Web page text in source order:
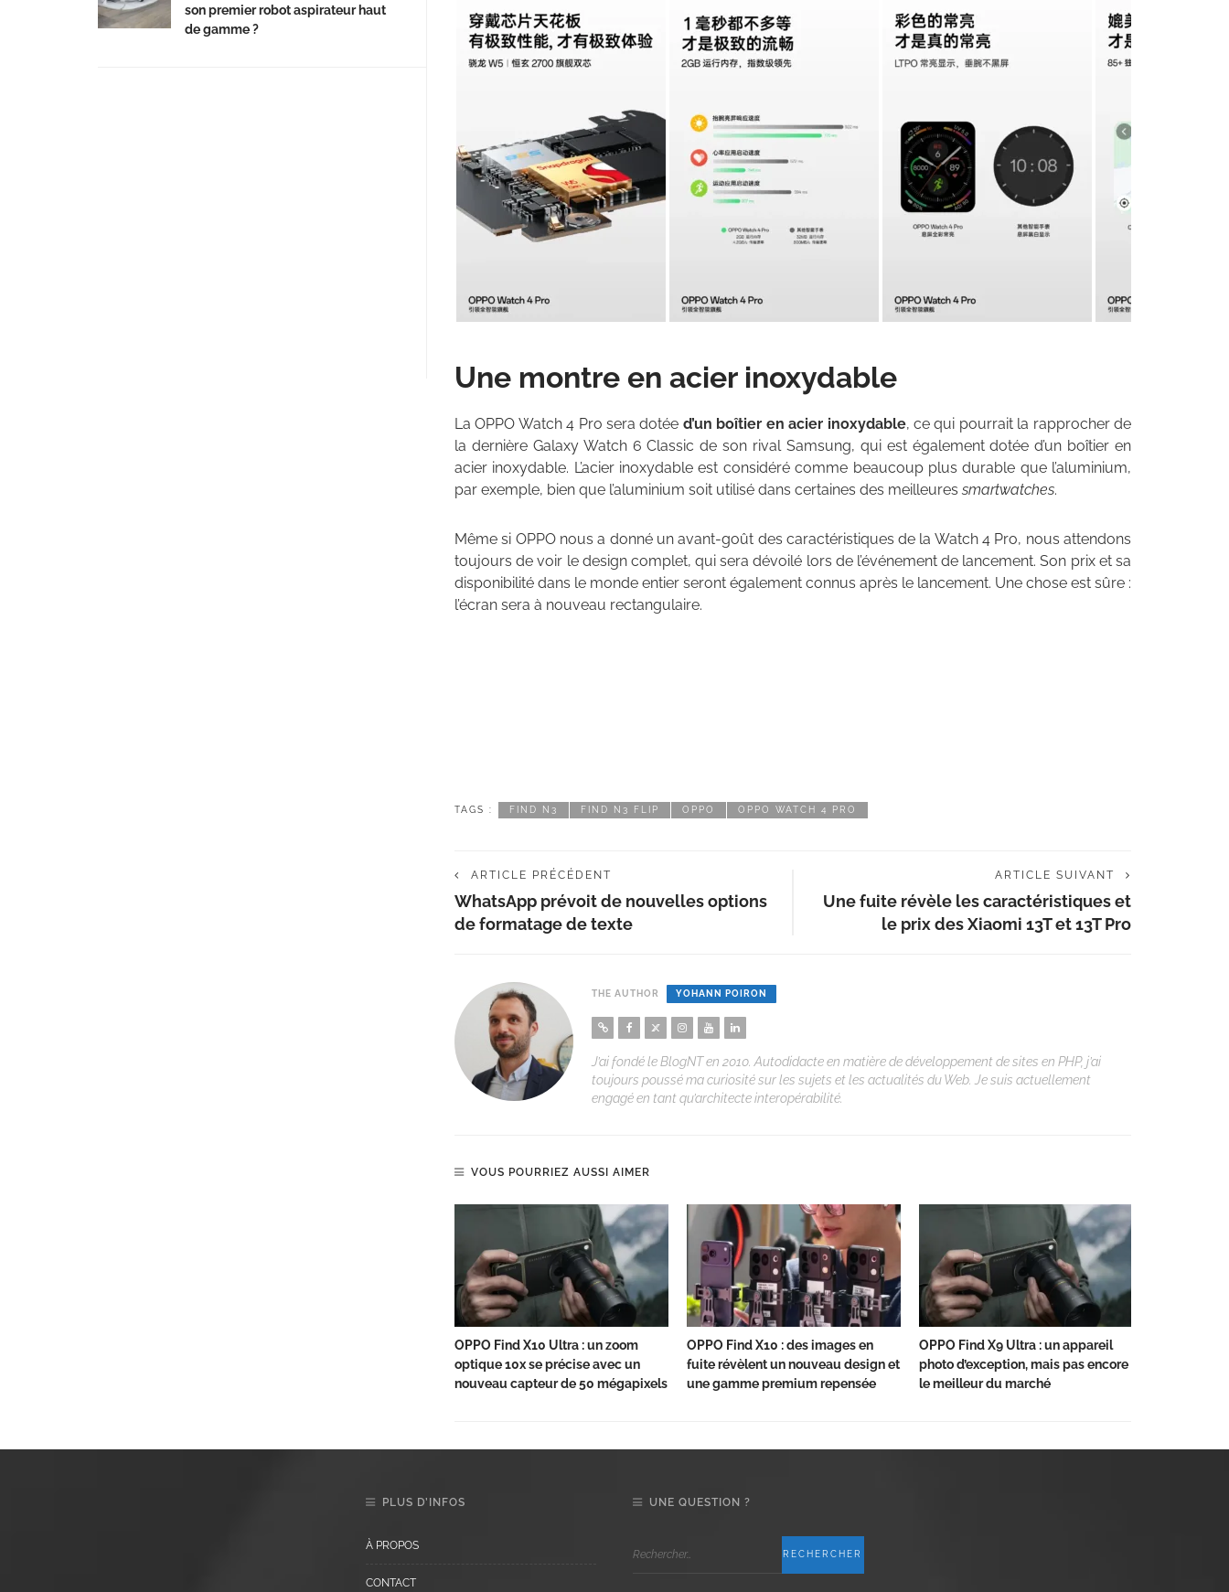
Une montre en acier inoxydable
La OPPO Watch 4 Pro sera dotée d’un boîtier en acier inoxydable, ce qui pourrait la rapprocher de
la dernière Galaxy Watch 6 Classic de son rival Samsung, qui est également dotée d’un boîtier en
acier inoxydable. L’acier inoxydable est considéré comme beaucoup plus durable que l’aluminium,
par exemple, bien que l’aluminium soit utilisé dans certaines des meilleures smartwatches.
Même si OPPO nous a donné un avant-goût des caractéristiques de la Watch 4 Pro, nous attendons
toujours de voir le design complet, qui sera dévoilé lors de l’événement de lancement. Son prix et sa
disponibilité dans le monde entier seront également connus après le lancement. Une chose est sûre :
l’écran sera à nouveau rectangulaire.
TAGS : FIND N3 FIND N3 FLIP OPPO OPPO WATCH 4 PRO
ARTICLE PRÉCÉDENT
WhatsApp prévoit de nouvelles options
de formatage de texte
ARTICLE SUIVANT
Une fuite révèle les caractéristiques et
le prix des Xiaomi 13T et 13T Pro
THE AUTHOR YOHANN POIRON
J’ai fondé le BlogNT en 2010. Autodidacte en matière de développement de sites en PHP, j’ai
toujours poussé ma curiosité sur les sujets et les actualités du Web. Je suis actuellement
engagé en tant qu’architecte interopérabilité.
VOUS POURRIEZ AUSSI AIMER
OPPO Find X10 Ultra : un zoom
optique 10x se précise avec un
nouveau capteur de 50 mégapixels
OPPO Find X10 : des images en
fuite révèlent un nouveau design et
une gamme premium repensée
OPPO Find X9 Ultra : un appareil
photo d’exception, mais pas encore
le meilleur du marché
son premier robot aspirateur haut
de gamme ?
PLUS D’INFOS
À PROPOS
CONTACT
UNE QUESTION ?